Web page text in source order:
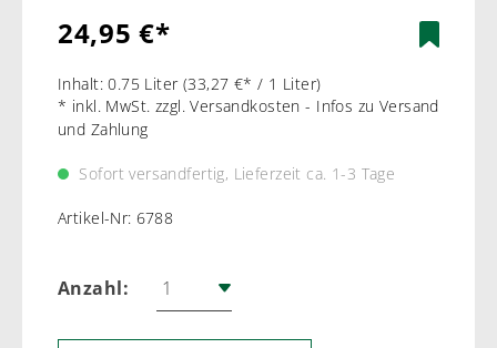
24,95 €*
Inhalt:0.75 Liter (33,27 €* / 1 Liter)
* inkl. MwSt. zzgl. Versandkosten - Infos zu Versand
und Zahlung
Sofort versandfertig, Lieferzeit ca. 1-3 Tage
Artikel-Nr: 6788
Anzahl: